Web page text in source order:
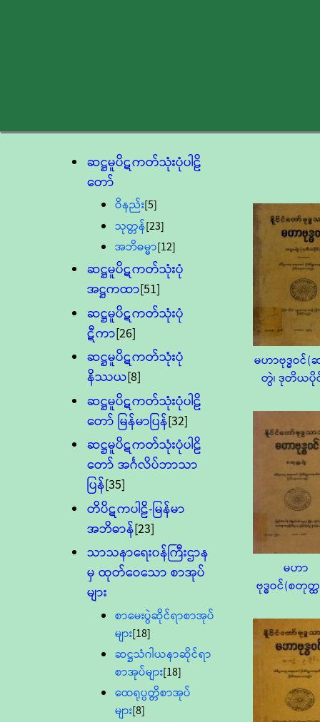
ဆဋ္ဌမူပိဋကတ်သုံးပုံပါဠိ
တော်
ဝိနည်း[5]
သုတ္တန်[23]
အဘိဓမ္မာ[12]
ဆဋ္ဌမူပိဋကတ်သုံးပုံ
အဋ္ဌကထာ[51]
ဆဋ္ဌမူပိဋကတ်သုံးပုံ
ဋီကာ[26]
ဆဋ္ဌမူပိဋကတ်သုံးပုံ
နိဿယ[8]
ဆဋ္ဌမူပိဋကတ်သုံးပုံပါဠိ
တော် မြန်မာပြန်[32]
ဆဋ္ဌမူပိဋကတ်သုံးပုံပါဠိ
တော် အင်္ဂလိပ်ဘာသာ
ပြန်[35]
တိပိဋကပါဠိ-မြန်မာ
အဘိဓာန်[23]
သာသနာရေး၀န်ကြီးဌာန
မှ ထုတ်ဝေသော စာအုပ်
များ
စာမေးပွဲဆိုင်ရာစာအုပ်
များ[18]
ဆဋ္ဌသံဂါယနာဆိုင်ရာ
စာအုပ်များ[18]
ထေရုပ္ပတ္တိစာအုပ်
များ[8]
မဟာဗုဒ္ဓဝင်(
တွဲ၊ ဒုတိယပို
မဟာ
ဗုဒ္ဓဝင်(စတု